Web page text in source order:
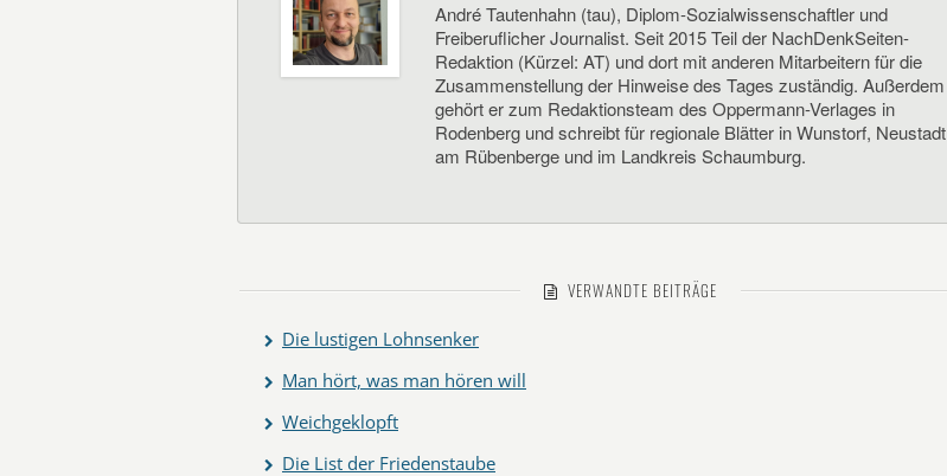
André Tautenhahn (tau), Diplom-Sozialwissenschaftler und
Freiberuflicher Journalist. Seit 2015 Teil der NachDenkSeiten-
Redaktion (Kürzel: AT) und dort mit anderen Mitarbeitern für die
Zusammenstellung der Hinweise des Tages zuständig. Außerdem
gehört er zum Redaktionsteam des Oppermann-Verlages in
Rodenberg und schreibt für regionale Blätter in Wunstorf, Neustadt
am Rübenberge und im Landkreis Schaumburg.
VERWANDTE BEITRÄGE
Die lustigen Lohnsenker
Man hört, was man hören will
Weichgeklopft
Die List der Friedenstaube